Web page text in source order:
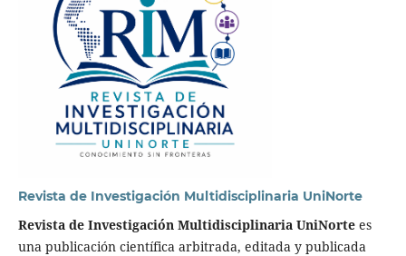
Revista de Investigación Multidisciplinaria UniNorte
Revista de Investigación Multidisciplinaria UniNortees
una publicación científica arbitrada, editada y publicada